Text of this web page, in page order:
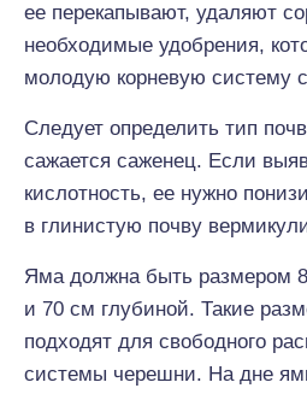
ее перекапывают, удаляют
необходимые удобрения,
молодую корневую систему
Следует определить тип
сажается саженец. Если
кислотность, ее нужно
в глинистую почву
Яма должна быть размером
и 70 см глубиной. Такие
подходят для свободного
системы черешни. На дне